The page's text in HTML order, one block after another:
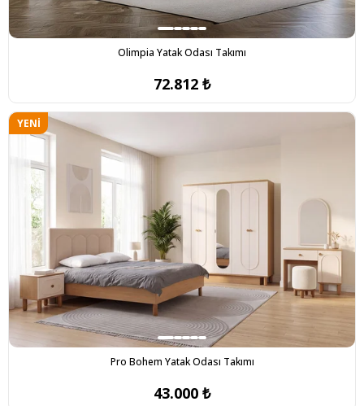
Olimpia Yatak Odası Takımı
72.812 ₺
Pro Bohem Yatak Odası Takımı
43.000 ₺
YENI